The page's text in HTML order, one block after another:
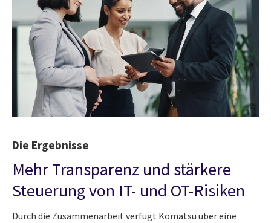
Die Ergebnisse
Mehr Transparenz und stärkere
Steuerung von IT- und OT-Risiken
Durch die Zusammenarbeit verfügt Komatsu über eine